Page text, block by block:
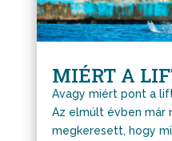
MIÉRT A
Avagy miért pont a
Az elmúlt évben már
megkeresett, hogy